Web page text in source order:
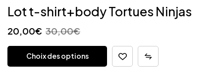
Lot t-shirt+body Tortues Ninjas
30,00€
20,00€
Choix des options